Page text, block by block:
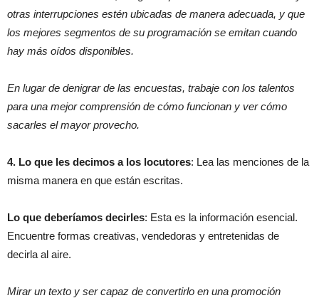
otras interrupciones estén ubicadas de manera adecuada, y que
los mejores segmentos de su programación se emitan cuando
hay más oídos disponibles.
En lugar de denigrar de las encuestas, trabaje con los talentos
para una mejor comprensión de cómo funcionan y ver cómo
sacarles el mayor provecho.
4. Lo que les decimos a los locutores: Lea las menciones de la
misma manera en que están escritas.
Lo que deberíamos decirles: Esta es la información esencial.
Encuentre formas creativas, vendedoras y entretenidas de
decirla al aire.
Mirar un texto y ser capaz de convertirlo en una promoción